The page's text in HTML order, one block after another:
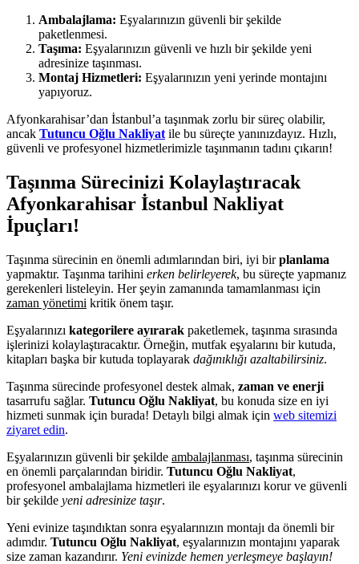
Ambalajlama: Eşyalarınızın güvenli bir şekilde
paketlenmesi.
Taşıma: Eşyalarınızın güvenli ve hızlı bir şekilde yeni
adresinize taşınması.
Montaj Hizmetleri: Eşyalarınızın yeni yerinde montajını
yapıyoruz.
Afyonkarahisar’dan İstanbul’a taşınmak zorlu bir süreç olabilir,
ancak Tutuncu Oğlu Nakliyat ile bu süreçte yanınızdayız. Hızlı,
güvenli ve profesyonel hizmetlerimizle taşınmanın tadını çıkarın!
Taşınma Sürecinizi Kolaylaştıracak
Afyonkarahisar İstanbul Nakliyat
İpuçları!
Taşınma sürecinin en önemli adımlarından biri, iyi birplanlama
yapmaktır. Taşınma tarihini erken belirleyerek, bu süreçte yapmanız
gerekenleri listeleyin. Her şeyin zamanında tamamlanması için
zaman yönetimi kritik önem taşır.
Eşyalarınızı kategorilere ayırarak paketlemek, taşınma sırasında
işlerinizi kolaylaştıracaktır. Örneğin, mutfak eşyalarını bir kutuda,
kitapları başka bir kutuda toplayarak dağınıklığı azaltabilirsiniz.
Taşınma sürecinde profesyonel destek almak, zaman ve enerji
tasarrufu sağlar. Tutuncu Oğlu Nakliyat, bu konuda size en iyi
hizmeti sunmak için burada! Detaylı bilgi almak için web sitemizi
ziyaret edin.
Eşyalarınızın güvenli bir şekilde ambalajlanması, taşınma sürecinin
en önemli parçalarından biridir. Tutuncu Oğlu Nakliyat,
profesyonel ambalajlama hizmetleri ile eşyalarınızı korur ve güvenli
bir şekilde yeni adresinize taşır.
Yeni evinize taşındıktan sonra eşyalarınızın montajı da önemli bir
adımdır. Tutuncu Oğlu Nakliyat, eşyalarınızın montajını yaparak
size zaman kazandırır. Yeni evinizde hemen yerleşmeye başlayın!